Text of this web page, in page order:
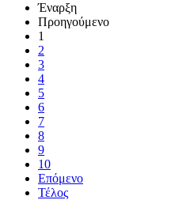
Έναρξη
Προηγούμενο
1
2
3
4
5
6
7
8
9
10
Επόμενο
Τέλος